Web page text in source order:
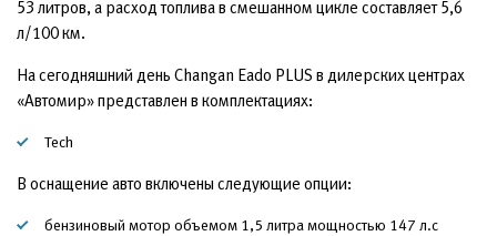
53 литров, а расход топлива в смешанном цикле составляет 5,6
л/100 км.
На сегодняшний день Changan Eado PLUS в дилерских центрах
«Автомир» представлен в комплектациях:
Tech
В оснащение авто включены следующие опции:
бензиновый мотор объемом 1,5 литра мощностью 147 л.с